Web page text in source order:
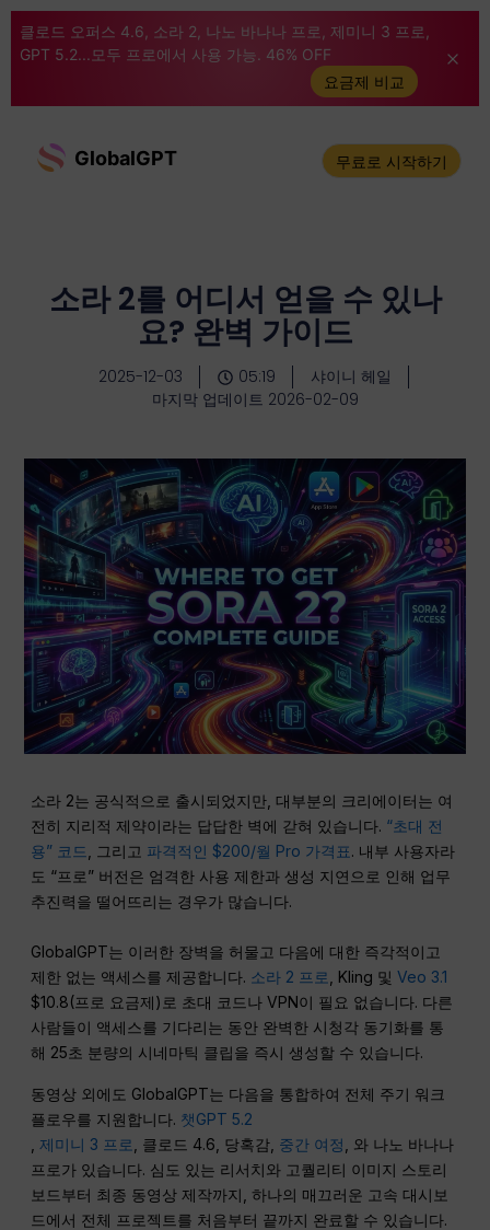
클로드 오퍼스 4.6, 소라 2, 나노 바나나 프로, 제미니 3 프로,
GPT 5.2...모두 프로에서 사용 가능. 46% OFF
요금제 비교
GlobalGPT 무료로 시작하기
소라 2를 어디서 얻을 수 있나
요? 완벽 가이드
2025-12-03 05:19
샤이니 헤일
마지막 업데이트 2026-02-09
소라 2는 공식적으로 출시되었지만, 대부분의 크리에이터는 여
전히 지리적 제약이라는 답답한 벽에 갇혀 있습니다. “초대 전
용” 코드
, 그리고 파격적인 $200/월 Pro 가격표. 내부 사용자라
도 “프로” 버전은 엄격한 사용 제한과 생성 지연으로 인해 업무
추진력을 떨어뜨리는 경우가 많습니다.
GlobalGPT는 이러한 장벽을 허물고 다음에 대한 즉각적이고
제한 없는 액세스를 제공합니다. 소라 2 프로 , Kling 및Veo 3.1
$10.8(프로 요금제)로 초대 코드나 VPN이 필요 없습니다. 다른
사람들이 액세스를 기다리는 동안 완벽한 시청각 동기화를 통
해 25초 분량의 시네마틱 클립을 즉시 생성할 수 있습니다.
동영상 외에도 GlobalGPT는 다음을 통합하여 전체 주기 워크
플로우를 지원합니다. 챗GPT 5.2
,제미니 3 프로 , 클로드 4.6, 당혹감, 중간 여정
, 와 나노 바나나
프로가 있습니다. 심도 있는 리서치와 고퀄리티 이미지 스토리
보드부터 최종 동영상 제작까지, 하나의 매끄러운 고속 대시보
드에서 전체 프로젝트를 처음부터 끝까지 완료할 수 있습니다.